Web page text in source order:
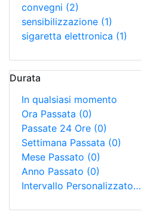
convegni (2)
sensibilizzazione (1)
sigaretta elettronica (1)
Durata
In qualsiasi momento
Ora Passata (0)
Passate 24 Ore (0)
Settimana Passata (0)
Mese Passato (0)
Anno Passato (0)
Intervallo Personalizzato…